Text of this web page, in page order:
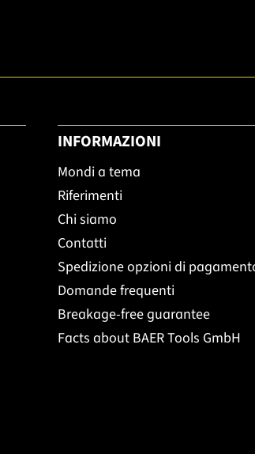
INFORMAZIONI
Mondi a tema
Riferimenti
Chi siamo
Contatti
Spedizione opzioni di
Domande frequenti
Breakage-free guarantee
Facts about BAER Tools GmbH